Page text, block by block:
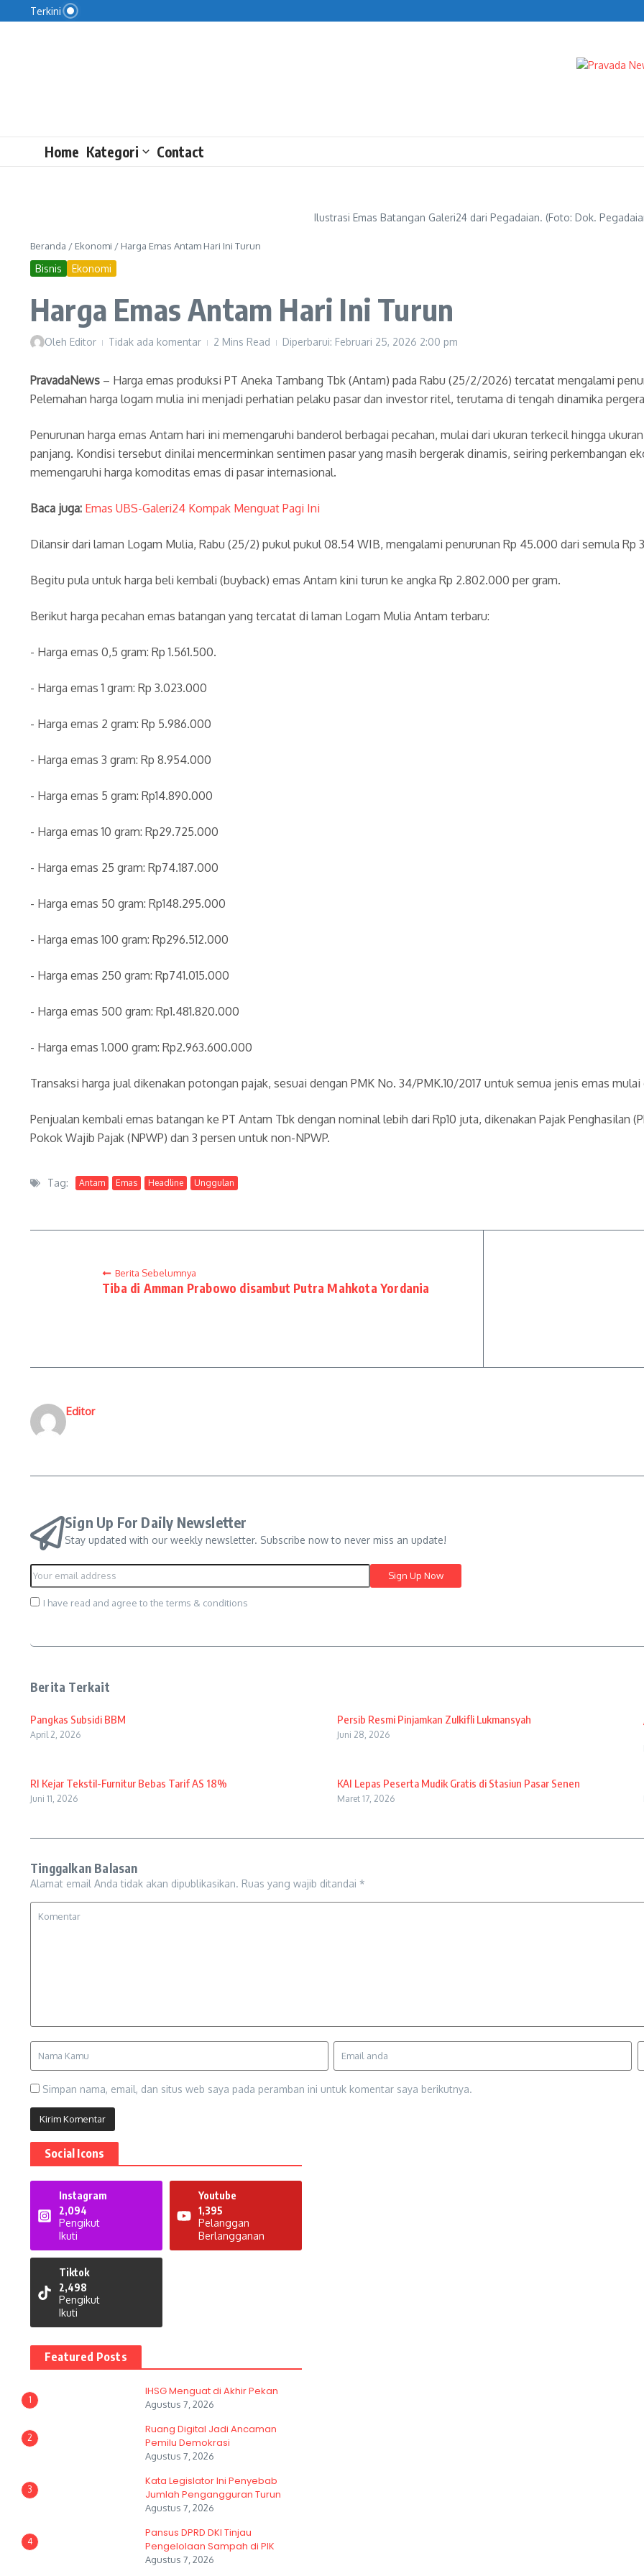
Lewati ke konten
Terkini
Home Kategori Contact
Ilustrasi Emas Batangan Galeri24 dari Pegadaian. (Foto: Dok.
Beranda / Ekonomi / Harga Emas Antam Hari Ini Turun
Bisnis Ekonomi
Harga Emas Antam Hari Ini Turun
Oleh Editor Tidak ada komentar 2 Mins Read Diperbarui: Februari 25, 2026 2:00 pm
PravadaNews – Harga emas produksi PT Aneka Tambang Tbk (Antam) pada Rabu (25/2/2026) tercatat mengalami
Pelemahan harga logam mulia ini menjadi perhatian pelaku pasar dan investor ritel, terutama di tengah dinamika
Penurunan harga emas Antam hari ini memengaruhi banderol berbagai pecahan, mulai dari ukuran terkecil hingga
panjang. Kondisi tersebut dinilai mencerminkan sentimen pasar yang masih bergerak dinamis, seiring perkembangan
memengaruhi harga komoditas emas di pasar internasional.
Baca juga: Emas UBS-Galeri24 Kompak Menguat Pagi Ini
Dilansir dari laman Logam Mulia, Rabu (25/2) pukul pukul 08.54 WIB, mengalami penurunan Rp 45.000 dari semula
‎‎Begitu pula untuk harga beli kembali (buyback) emas Antam kini turun ke angka Rp 2.802.000 per gram.
Berikut harga pecahan emas batangan yang tercatat di laman Logam Mulia Antam terbaru:
‎- Harga emas 0,5 gram: Rp 1.561.500.
‎- ⁠Harga emas 1 gram: Rp 3.023.000
‎- ⁠Harga emas 2 gram: Rp 5.986.000
‎- ⁠Harga emas 3 gram: Rp 8.954.000
‎- ⁠Harga emas 5 gram: Rp14.890.000
‎- ⁠Harga emas 10 gram: Rp29.725.000
‎- Harga emas 25 gram: Rp74.187.000
‎- ⁠Harga emas 50 gram: Rp148.295.000
‎- ⁠Harga emas 100 gram: Rp296.512.000
‎- ⁠Harga emas 250 gram: Rp741.015.000
‎- ⁠Harga emas 500 gram: Rp1.481.820.000
‎- ⁠Harga emas 1.000 gram: Rp2.963.600.000
‎‎Transaksi harga jual dikenakan potongan pajak, sesuai dengan PMK No. 34/PMK.10/2017 untuk semua jenis emas mulai
Penjualan kembali emas batangan ke PT Antam Tbk dengan nominal lebih dari Rp10 juta, dikenakan Pajak Penghasilan
Pokok Wajib Pajak (NPWP) dan 3 persen untuk non-NPWP.
Tag: Antam Emas Headline Unggulan
Berita Sebelumnya
Tiba di Amman Prabowo disambut Putra Mahkota Yordania
Editor
Sign Up For Daily Newsletter
Stay updated with our weekly newsletter. Subscribe now to never miss an update!
I have read and agree to the terms & conditions
Berita Terkait
Pangkas Subsidi BBM
April 2, 2026
Persib Resmi Pinjamkan Zulkifli Lukmansyah
Juni 28, 2026
RI Kejar Tekstil-Furnitur Bebas Tarif AS 18%
Juni 11, 2026
KAI Lepas Peserta Mudik Gratis di Stasiun Pasar Senen
Maret 17, 2026
Tinggalkan Balasan
Alamat email Anda tidak akan dipublikasikan. Ruas yang wajib ditandai *
Simpan nama, email, dan situs web saya pada peramban ini untuk komentar saya berikutnya.
Social Icons
Instagram
2,094
Pengikut
Ikuti
Youtube
1,395
Pelanggan
Berlangganan
Tiktok
2,498
Pengikut
Ikuti
Featured Posts
1
IHSG Menguat di Akhir Pekan
Agustus 7, 2026
2
Ruang Digital Jadi Ancaman
Pemilu Demokrasi
Agustus 7, 2026
3
Kata Legislator Ini Penyebab
Jumlah Pengangguran Turun
Agustus 7, 2026
4
Pansus DPRD DKI Tinjau
Pengelolaan Sampah di PIK
Agustus 7, 2026